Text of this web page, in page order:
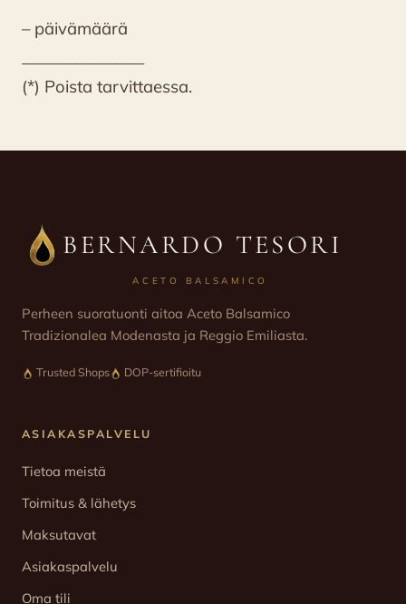
– päivämäärä
(*) Poista tarvittaessa.
BERNARDO TESORI
ACETO BALSAMICO
Perheen suoratuonti aitoa Aceto Balsamico
Tradizionalea Modenasta ja Reggio Emiliasta.
Trusted Shops DOP-sertifioitu
ASIAKASPALVELU
Tietoa meistä
Toimitus & lähetys
Maksutavat
Asiakaspalvelu
Oma tili